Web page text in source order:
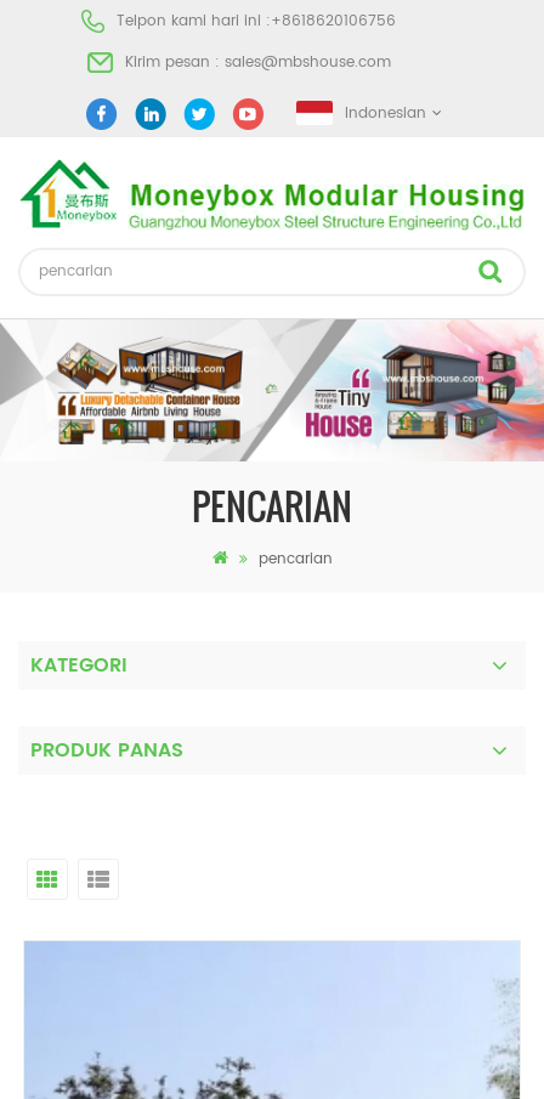
Telpon kami hari ini :+8618620106756
Kirim pesan : sales@mbshouse.com
Indonesian
PENCARIAN
pencarian
KATEGORI
PRODUK PANAS